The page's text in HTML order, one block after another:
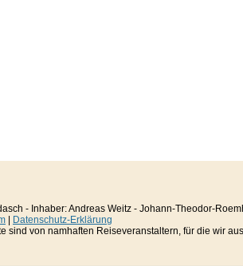
- Inhaber: Andreas Weitz - Johann-Theodor-
Datenschutz-Erklärung
sind von namhaften Reiseveranstaltern, für die wir